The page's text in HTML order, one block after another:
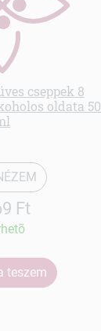
cseppek 8
oldata 50
Ft
teszem